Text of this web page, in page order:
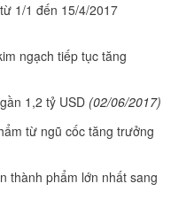
1/1 đến 15/4/2017
ngạch tiếp tục tăng
1,2 tỷ USD (02/06/2017)
từ ngũ cốc tăng trưởng
thành phẩm lớn nhất sang